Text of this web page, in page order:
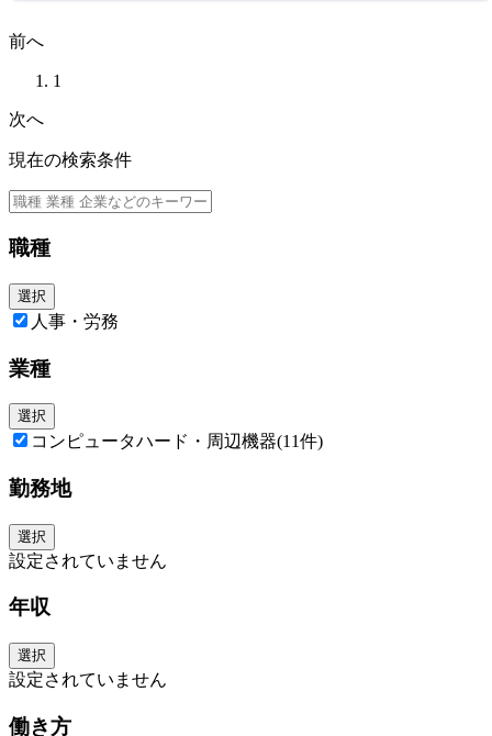
前へ
1
次へ
現在の検索条件
職種
選択
人事・労務
業種
選択
コンピュータハード・周辺機器(11件)
勤務地
選択
設定されていません
年収
選択
設定されていません
働き方